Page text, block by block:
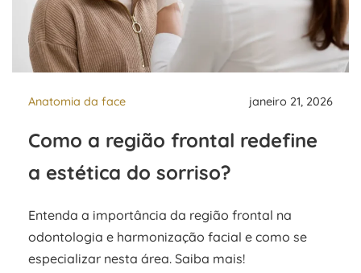
Anatomia da face janeiro 21, 2026
Como a região frontal redefine
a estética do sorriso?
Entenda a importância da região frontal na
odontologia e harmonização facial e como se
especializar nesta área. Saiba mais!